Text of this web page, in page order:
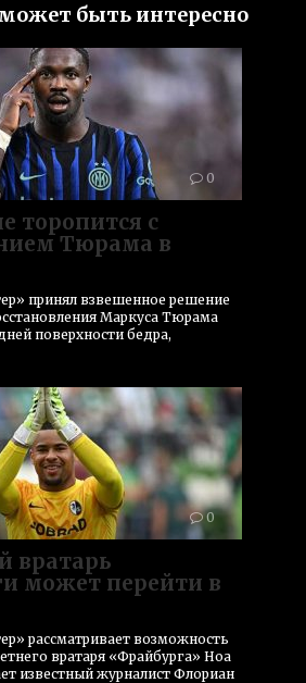
быть интересно
0
торопится с
Тюрама в
принял взвешенное решение
Маркуса Тюрама
поверхности бедра,
0
вратарь
может перейти в
рассматривает возможность
вратаря «Фрайбурга» Ноа
известный журналист Флориан